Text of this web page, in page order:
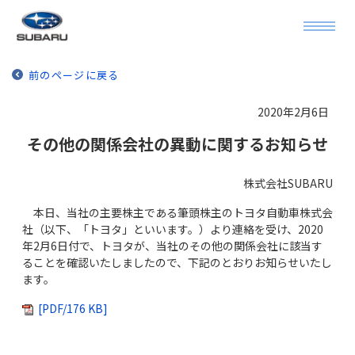
前のページに戻る
2020年2月6日
その他の関係会社の異動に関するお知らせ
株式会社SUBARU
本日、当社の主要株主である筆頭株主のトヨタ自動車株式会
社（以下、「トヨタ」といいます。）より連絡を受け、2020
年2月6日付で、トヨタが、当社のその他の関係会社に該当す
ることを確認いたしましたので、下記のとおりお知らせいたし
ます。
[PDF/176 KB]